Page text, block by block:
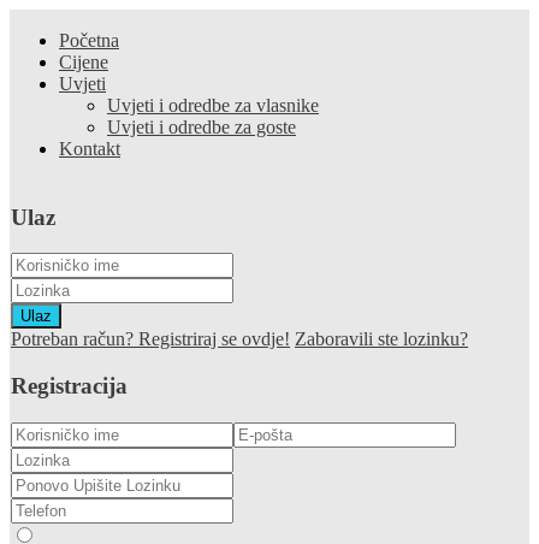
Početna
Cijene
Uvjeti
Uvjeti i odredbe za vlasnike
Uvjeti i odredbe za goste
Kontakt
Ulaz
Ulaz
Potreban račun? Registriraj se ovdje! Zaboravili ste lozinku?
Registracija